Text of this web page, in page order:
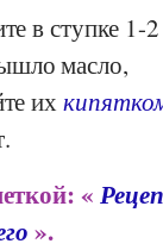
в ступке 1-2
масло,
их
«
».